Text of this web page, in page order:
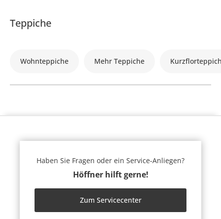
Teppiche
Wohnteppiche Mehr Teppiche
Haben Sie Fragen oder ein Service-Anliegen?
Höffner hilft gerne!
Zum Servicecenter